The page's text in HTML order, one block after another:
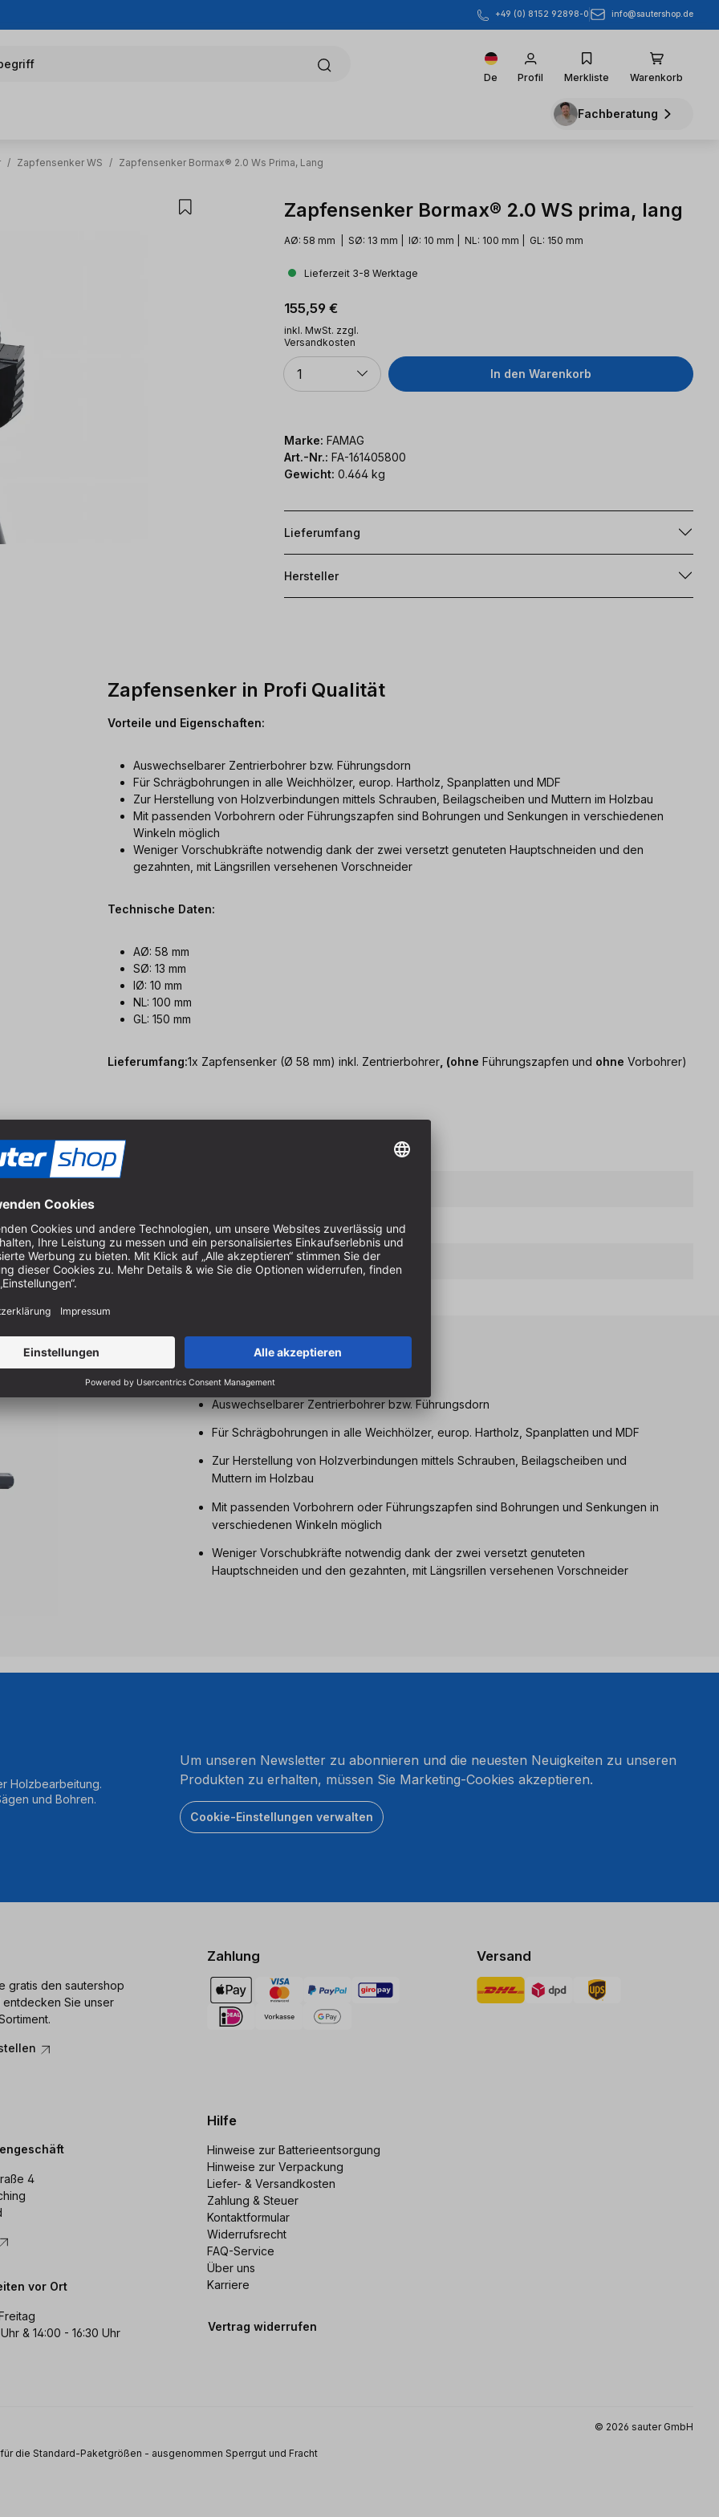
+49 (0) 8152 92898-0 info@sautershop.de
De Profil Merkliste Warenkorb
Fachberatung
/ Zapfensenker WS / Zapfensenker Bormax® 2.0 Ws Prima, Lang
Zapfensenker Bormax® 2.0 WS prima, lang
AØ: 58 mm | SØ: 13 mm | IØ: 10 mm | NL: 100 mm | GL: 150 mm
Lieferzeit 3-8 Werktage
Regulärer Preis:
155,59 €
inkl. MwSt. zzgl.
Versandkosten
Anzahl
1 In den Warenkorb
Marke: FAMAG
Art.-Nr.: FA-161405800
Gewicht: 0.464 kg
Lieferumfang
Hersteller
Zapfensenker in Profi Qualität
Vorteile und Eigenschaften:
Auswechselbarer Zentrierbohrer bzw. Führungsdorn
Für Schrägbohrungen in alle Weichhölzer, europ. Hartholz, Spanplatten und MDF
Zur Herstellung von Holzverbindungen mittels Schrauben, Beilagscheiben und Muttern im Holzbau
Mit passenden Vorbohrern oder Führungszapfen sind Bohrungen und Senkungen in verschiedenen
Winkeln möglich
Weniger Vorschubkräfte notwendig dank der zwei versetzt genuteten Hauptschneiden und den
gezahnten, mit Längsrillen versehenen Vorschneider
Technische Daten:
AØ: 58 mm
SØ: 13 mm
IØ: 10 mm
NL: 100 mm
GL: 150 mm
Lieferumfang:1x Zapfensenker (Ø 58 mm) inkl. Zentrierbohrer , (ohne Führungszapfen und ohne Vorbohrer)
58 mm
10 mm
100 mm
Eigenschaften & Vorteile
Auswechselbarer Zentrierbohrer bzw. Führungsdorn
Für Schrägbohrungen in alle Weichhölzer, europ. Hartholz, Spanplatten und MDF
Zur Herstellung von Holzverbindungen mittels Schrauben, Beilagscheiben und
Muttern im Holzbau
Mit passenden Vorbohrern oder Führungszapfen sind Bohrungen und Senkungen in
verschiedenen Winkeln möglich
Weniger Vorschubkräfte notwendig dank der zwei versetzt genuteten
Hauptschneiden und den gezahnten, mit Längsrillen versehenen Vorschneider
Holzbearbeitung.
und Bohren.
Um unseren Newsletter zu abonnieren und die neuesten Neuigkeiten zu unseren
Produkten zu erhalten, müssen Sie Marketing-Cookies akzeptieren.
Cookie-Einstellungen verwalten
gratis den sautershop
entdecken Sie unser
Zahlung Versand
4
vor Ort
& 14:00 - 16:30 Uhr
Hilfe
Hinweise zur Batterieentsorgung
Hinweise zur Verpackung
Liefer- & Versandkosten
Zahlung & Steuer
Kontaktformular
Widerrufsrecht
FAQ-Service
Über uns
Karriere
Vertrag widerrufen
© 2026 sauter GmbH
die Standard-Paketgrößen - ausgenommen Sperrgut und Fracht